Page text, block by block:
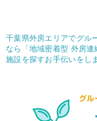
千葉県外房エリアでグル
なら「地域密着型 外房
施設を探すお手伝いをし